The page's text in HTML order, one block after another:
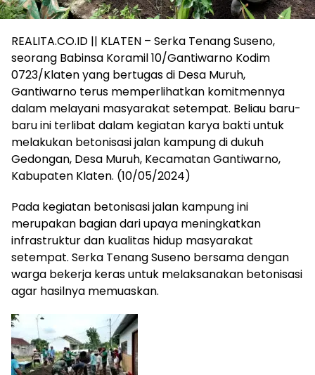
REALITA.CO.ID || KLATEN – Serka Tenang Suseno,
seorang Babinsa Koramil 10/Gantiwarno Kodim
0723/Klaten yang bertugas di Desa Muruh,
Gantiwarno terus memperlihatkan komitmennya
dalam melayani masyarakat setempat. Beliau baru-
baru ini terlibat dalam kegiatan karya bakti untuk
melakukan betonisasi jalan kampung di dukuh
Gedongan, Desa Muruh, Kecamatan Gantiwarno,
Kabupaten Klaten. (10/05/2024)
Pada kegiatan betonisasi jalan kampung ini
merupakan bagian dari upaya meningkatkan
infrastruktur dan kualitas hidup masyarakat
setempat. Serka Tenang Suseno bersama dengan
warga bekerja keras untuk melaksanakan betonisasi
agar hasilnya memuaskan.